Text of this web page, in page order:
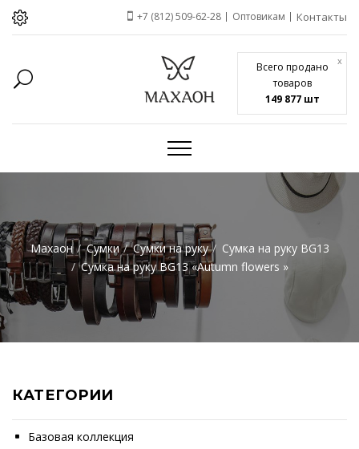
Всего продано
товаров
149 877 шт
x
+7 (812) 509-62-28 Оптовикам Контакты
Махаон Сумки Сумки на руку
Сумка на руку BG13
Сумка на руку BG13 «Autumn flowers »
КАТЕГОРИИ
Базовая коллекция